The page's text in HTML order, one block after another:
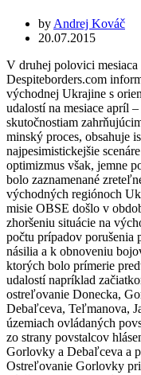
by Andrej Kováč
20.07.2015
V druhej polovici mesiaca
Despiteborders.com
východnej Ukrajine s
udalostí na mesiace apríl
skutočnostiam
minský proces, obsahuje
najpesimistickejšie
optimizmus však, jemne
bolo zaznamenané
východných regiónoch
misie OBSE došlo v
zhoršeniu situácie na
počtu prípadov porušenia
násilia a k obnoveniu
ktorých bolo prímerie
udalostí napríklad
ostreľovanie Donecka,
Debaľceva, Teľmanova,
územiach ovládaných
zo strany povstalcov
Gorlovky a Debaľceva a
Ostreľovanie Gorlovky